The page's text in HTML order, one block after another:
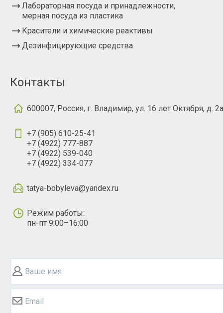
Лабораторная посуда и принадлежности,
мерная посуда из пластика
Красители и химические реактивы
Дезинфицирующие средства
Контакты
600007, Россия, г. Владимир, ул. 16 лет Октября, д. 2а
+7 (905) 610-25-41
+7 (4922) 777-887
+7 (4922) 539-040
+7 (4922) 334-077
tatya-bobyleva@yandex.ru
Режим работы:
пн-пт 9:00–16:00
Ваше имя
Email